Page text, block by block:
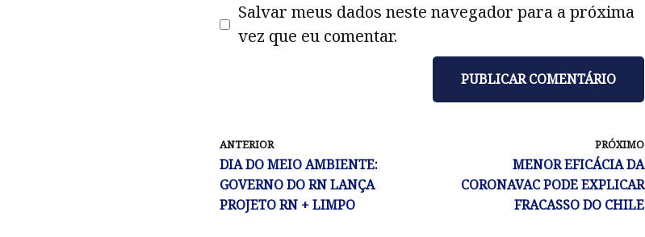
Salvar meus dados neste navegador para a próxima
vez que eu comentar.
ANTERIOR
DIA DO MEIO AMBIENTE:
GOVERNO DO RN LANÇA
PROJETO RN + LIMPO
PRÓXIMO
MENOR EFICÁCIA DA
CORONAVAC PODE EXPLICAR
FRACASSO DO CHILE